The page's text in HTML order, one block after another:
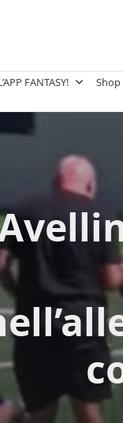
FANTASY! Shop